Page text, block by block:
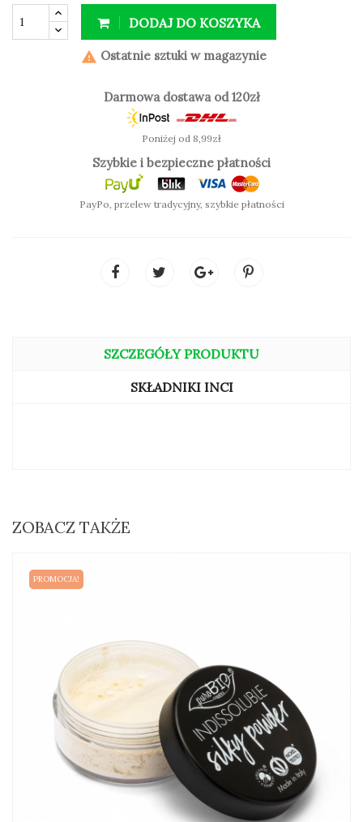
Kolor 04L i 037L nie jest vegański
DODAJ DO KOSZYKA
 Ostatnie sztuki w magazynie
Darmowa dostawa od 120zł
Poniżej od 8,99zł
Szybkie i bezpieczne płatności
PayPo, przelew tradycyjny, szybkie płatności
SZCZEGÓŁY PRODUKTU
SKŁADNIKI INCI
ZOBACZ TAKŻE
PROMOCJA!